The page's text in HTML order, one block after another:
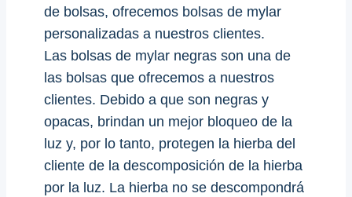
de bolsas, ofrecemos bolsas de mylar
personalizadas a nuestros clientes.
Las bolsas de mylar negras son una de
las bolsas que ofrecemos a nuestros
clientes. Debido a que son negras y
opacas, brindan un mejor bloqueo de la
luz y, por lo tanto, protegen la hierba del
cliente de la descomposición de la hierba
por la luz. La hierba no se descompondrá